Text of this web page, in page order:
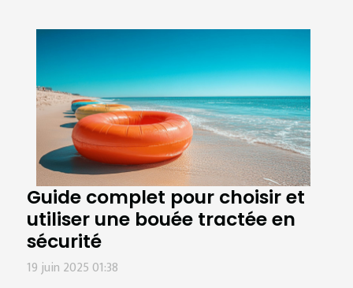
Guide complet pour choisir et
utiliser une bouée tractée en
sécurité
19 juin 2025 01:38